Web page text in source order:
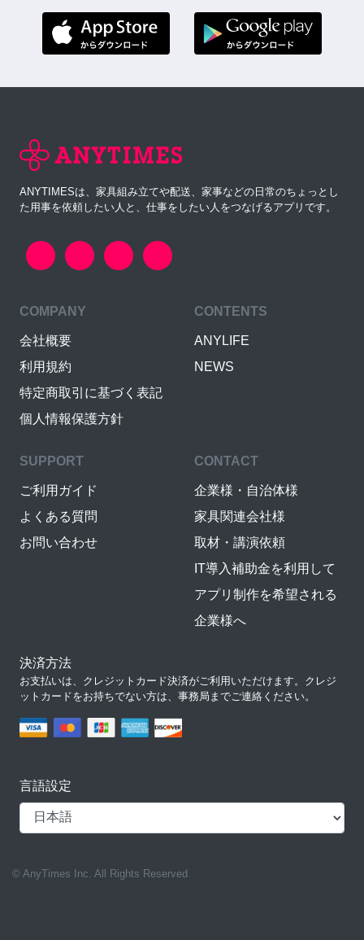
ANYTIMESは、家具組み立てや配送、家事などの日常のちょっとし
た用事を依頼したい人と、仕事をしたい人をつなげるアプリです。
COMPANY
会社概要
利用規約
特定商取引に基づく表記
個人情報保護方針
CONTENTS
ANYLIFE
NEWS
SUPPORT
ご利用ガイド
よくある質問
お問い合わせ
CONTACT
企業様・自治体様
家具関連会社様
取材・講演依頼
IT導入補助金を利用して
アプリ制作を希望される
企業様へ
決済方法
お支払いは、クレジットカード決済がご利用いただけます。クレジ
ットカードをお持ちでない方は、事務局までご連絡ください。
言語設定
© AnyTimes Inc. All Rights Reserved